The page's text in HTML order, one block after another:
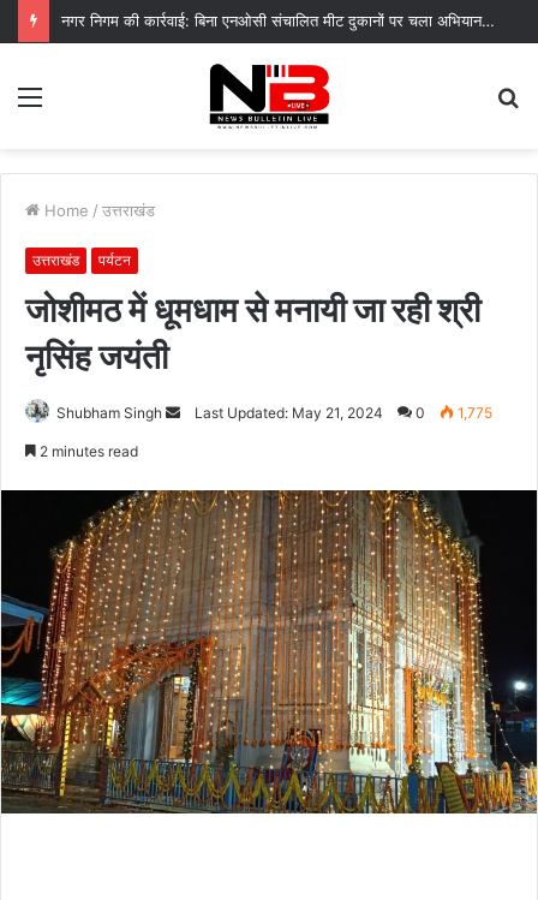
नगर निगम की कार्रवाई: बिना एनओसी संचालित मीट दुकानों पर चला अभियान, 45250 रुपये का चालान
Menu
Home / उत्तराखंड
उत्तराखंड पर्यटन
जोशीमठ में धूमधाम से मनायी जा रही श्री
नृसिंह जयंती
Shubham Singh
SendLast Updated: May 21, 2024 0 1,775
2 minutes read